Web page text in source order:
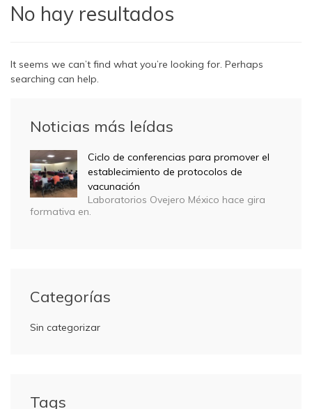
No hay resultados
It seems we can’t find what you’re looking for. Perhaps
searching can help.
Noticias más leídas
Ciclo de conferencias para promover el
establecimiento de protocolos de
vacunación
Laboratorios Ovejero México hace gira
formativa en.
Categorías
Sin categorizar
Tags